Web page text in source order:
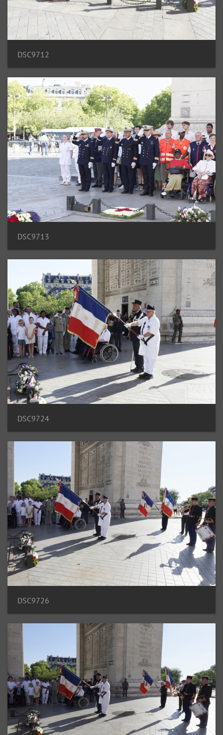
DSC9712
DSC9713
DSC9724
DSC9726